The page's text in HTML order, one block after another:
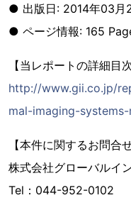
● 出版日: 2014年03月
● ページ情報: 165
【当レポートの詳細目次
http://www.gii.co.jp/
mal-imaging-
【本件に関するお問合
株式会社グローバルイ
Tel：044-952-0102